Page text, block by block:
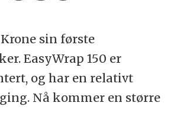
sin første
EasyWrap 150 er
og har en relativt
Nå kommer en større